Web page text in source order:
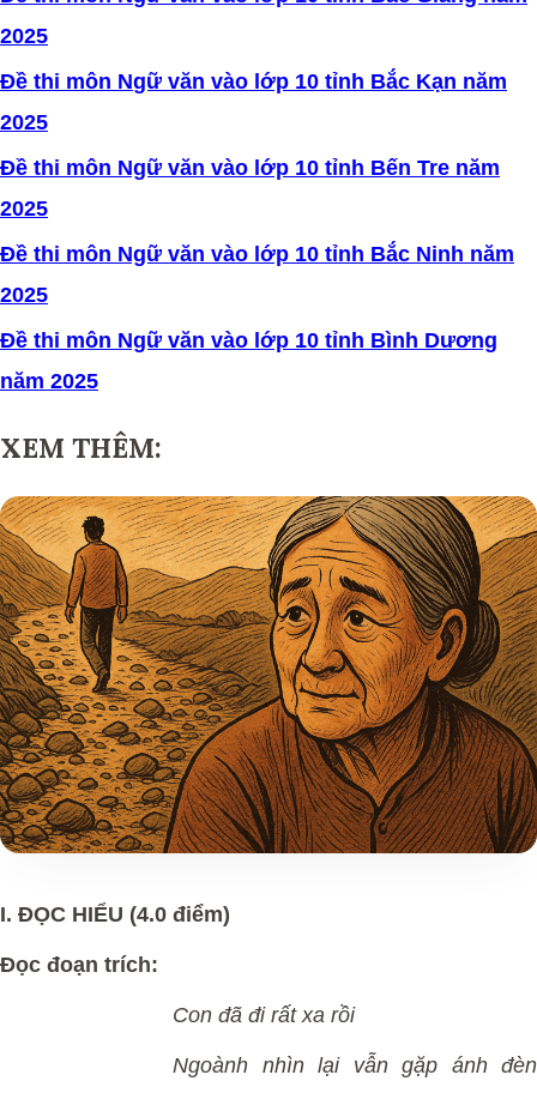
2025
Đề thi môn Ngữ văn vào lớp 10 tỉnh Bắc Kạn năm
2025
Đề thi môn Ngữ văn vào lớp 10 tỉnh Bến Tre năm
2025
Đề thi môn Ngữ văn vào lớp 10 tỉnh Bắc Ninh năm
2025
Đề thi môn Ngữ văn vào lớp 10 tỉnh Bình Dương
năm 2025
XEM THÊM:
I. ĐỌC HIỂU (4.0 điểm)
Đọc đoạn trích:
Con đã đi rất xa rồi
Ngoành nhìn lại vẫn gặp ánh đèn